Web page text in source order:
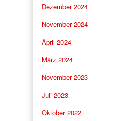
Dezember 2024
November 2024
April 2024
März 2024
November 2023
Juli 2023
Oktober 2022